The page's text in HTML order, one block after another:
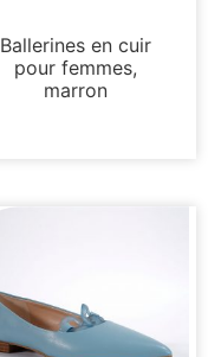
Ballerines en cuir
pour femmes,
marron